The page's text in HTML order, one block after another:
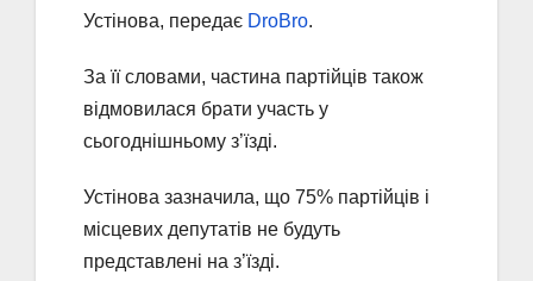
Устінова, передає DroBro.
За її словами, частина партійців також
відмовилася брати участь у
сьогоднішньому з’їзді.
Устінова зазначила, що 75% партійців і
місцевих депутатів не будуть
представлені на з’їзді.